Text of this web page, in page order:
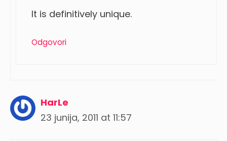
It is definitively unique.
Odgovori
HarLe
23 junija, 2011 at 11:57